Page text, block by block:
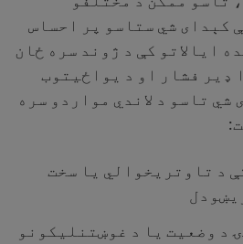
کېدای شي ستاسو پر احساس
ایالاتو کې د ژوند سره ځان
ډیر فشار او د يواځيتوب
شي تاسو د لاندي مواردو سره
د تاوتریخوالي یا سخت
د وضعیت یا د غوښتنلیکونو